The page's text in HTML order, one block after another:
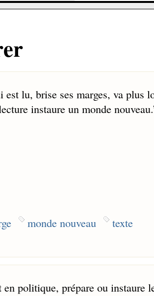
lu, brise ses marges, va plus
instaure un monde nouveau.
monde nouveau texte
politique, prépare ou instaure